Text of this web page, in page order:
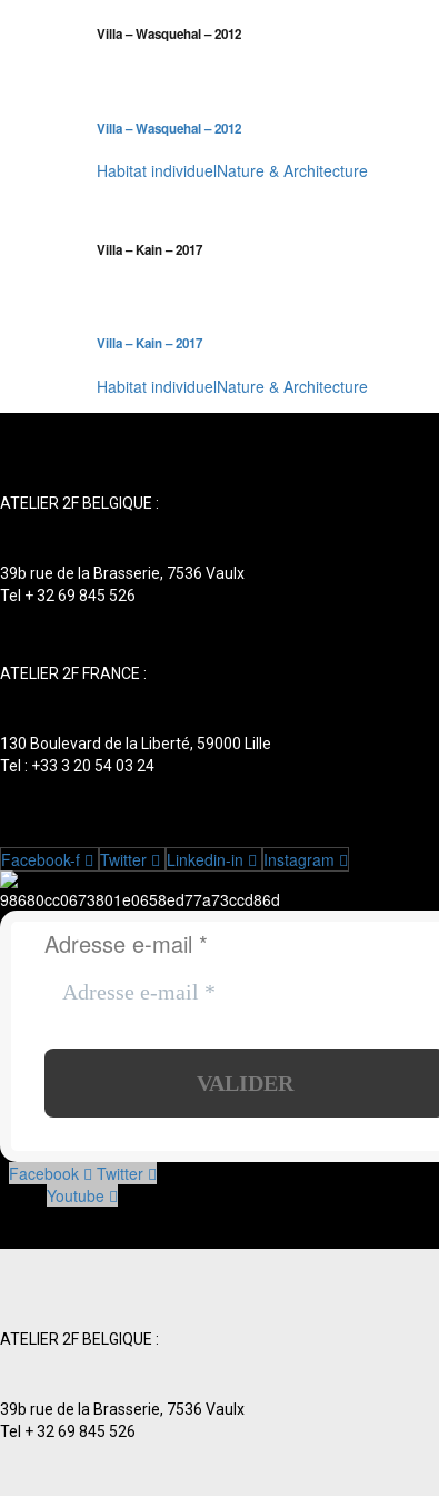
Villa – Wasquehal – 2012
Villa – Wasquehal – 2012
Habitat individuelNature & Architecture
Villa – Kain – 2017
Villa – Kain – 2017
Habitat individuelNature & Architecture
ATELIER 2F BELGIQUE :
39b rue de la Brasserie, 7536 Vaulx
Tel + 32 69 845 526
ATELIER 2F FRANCE :
130 Boulevard de la Liberté, 59000 Lille
Tel : +33 3 20 54 03 24
Facebook-f Twitter Linkedin-in Instagram
Adresse e-mail *
Facebook
Twitter
Youtube
ATELIER 2F BELGIQUE :
39b rue de la Brasserie, 7536 Vaulx
Tel + 32 69 845 526